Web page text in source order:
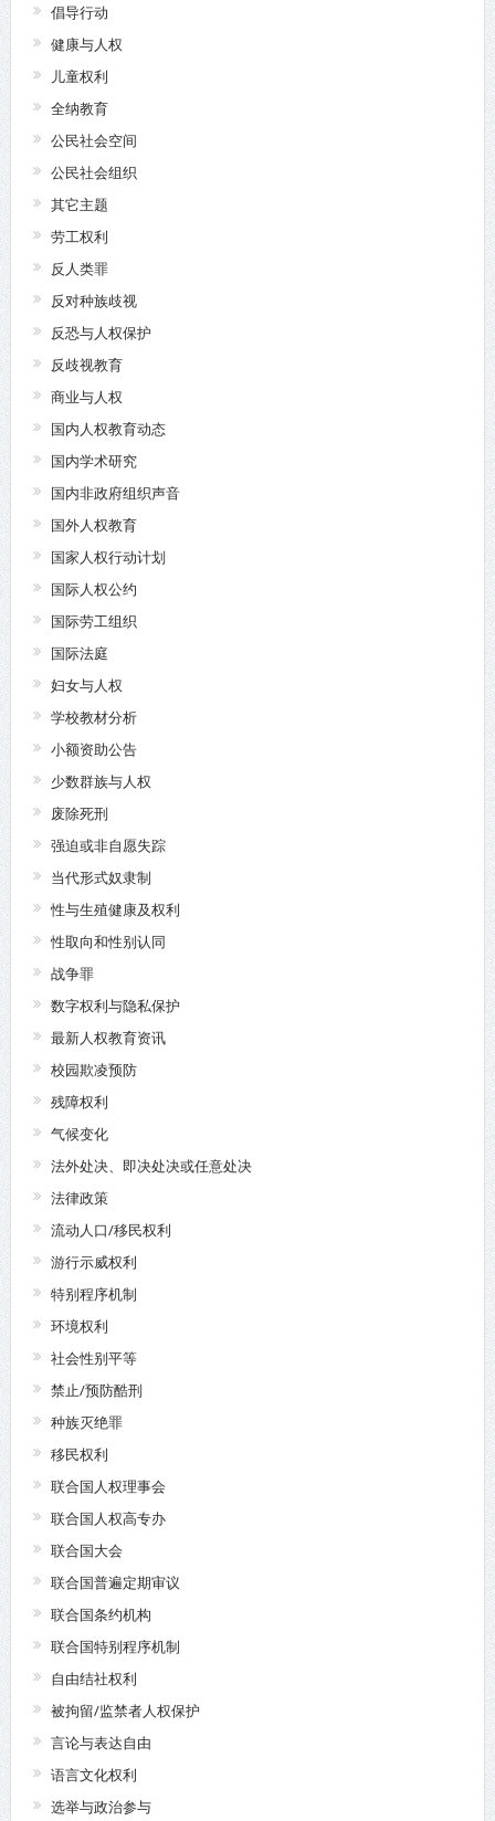
倡导行动
健康与人权
儿童权利
全纳教育
公民社会空间
公民社会组织
其它主题
劳工权利
反人类罪
反对种族歧视
反恐与人权保护
反歧视教育
商业与人权
国内人权教育动态
国内学术研究
国内非政府组织声音
国外人权教育
国家人权行动计划
国际人权公约
国际劳工组织
国际法庭
妇女与人权
学校教材分析
小额资助公告
少数群族与人权
废除死刑
强迫或非自愿失踪
当代形式奴隶制
性与生殖健康及权利
性取向和性别认同
战争罪
数字权利与隐私保护
最新人权教育资讯
校园欺凌预防
残障权利
气候变化
法外处决、即决处决或任意处决
法律政策
流动人口/移民权利
游行示威权利
特别程序机制
环境权利
社会性别平等
禁止/预防酷刑
种族灭绝罪
移民权利
联合国人权理事会
联合国人权高专办
联合国大会
联合国普遍定期审议
联合国条约机构
联合国特别程序机制
自由结社权利
被拘留/监禁者人权保护
言论与表达自由
语言文化权利
选举与政治参与